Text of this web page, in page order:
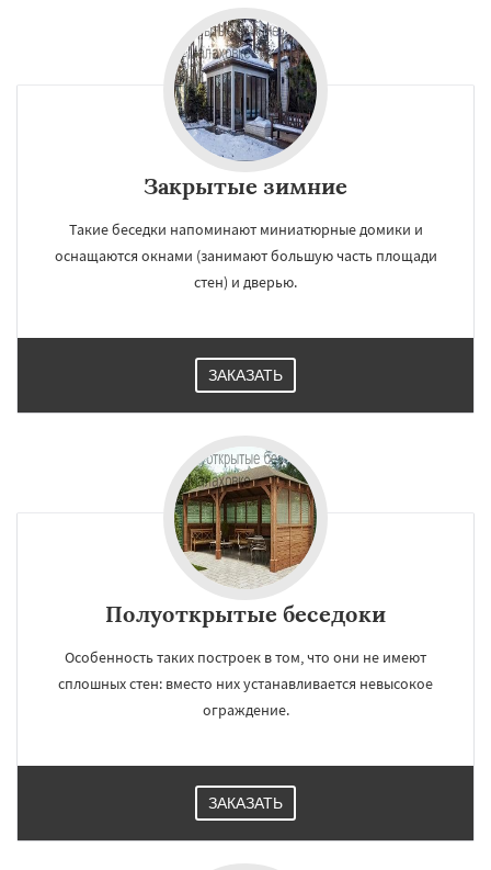
Закрытые зимние
Такие беседки напоминают миниатюрные домики и
оснащаются окнами (занимают большую часть площади
стен) и дверью.
ЗАКАЗАТЬ
Полуоткрытые беседоки
Особенность таких построек в том, что они не имеют
сплошных стен: вместо них устанавливается невысокое
ограждение.
ЗАКАЗАТЬ